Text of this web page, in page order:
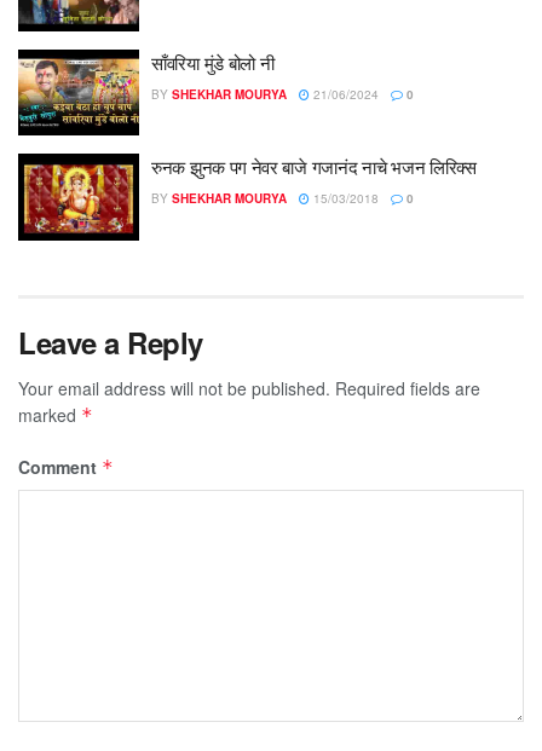
साँवरिया मुंडे बोलो नी
BY SHEKHAR MOURYA 21/06/2024 0
रुनक झुनक पग नेवर बाजे गजानंद नाचे भजन लिरिक्स
BY SHEKHAR MOURYA 15/03/2018 0
Leave a Reply
Your email address will not be published. Required fields are
marked *
Comment *